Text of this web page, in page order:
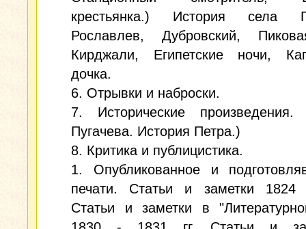
крестьянка.) История села
Рославлев, Дубровский,
Кирджали, Египетские ночи,
дочка.
6. Отрывки и наброски.
7. Исторические произведения.
Пугачева. История Петра.)
8. Критика и публицистика.
1. Опубликованное и
печати. Статьи и заметки 1824
Статьи и заметки в